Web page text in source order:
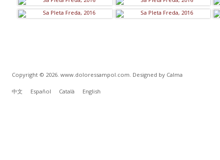
Copyright © 2026. www.doloressampol.com. Designed by Calma
中文 Español Català English